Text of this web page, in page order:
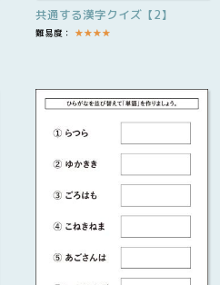
共通する漢字クイズ【2】
難易度： ★★★★